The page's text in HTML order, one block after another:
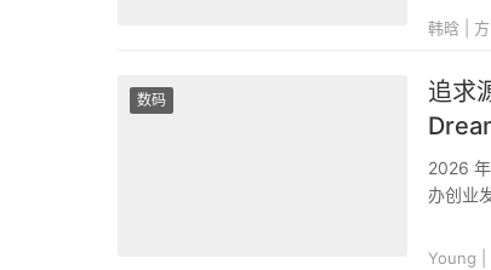
韩晗 |
数码
追求
生命
2026
办创业
Young |